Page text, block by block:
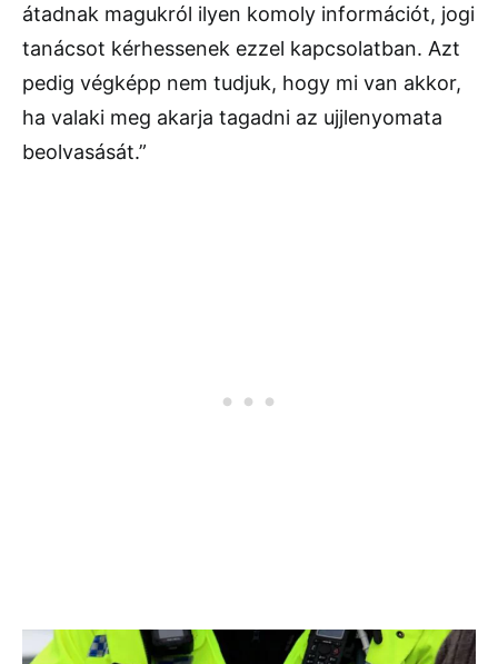
átadnak magukról ilyen komoly információt, jogi
tanácsot kérhessenek ezzel kapcsolatban. Azt
pedig végképp nem tudjuk, hogy mi van akkor,
ha valaki meg akarja tagadni az ujjlenyomata
beolvasását.”